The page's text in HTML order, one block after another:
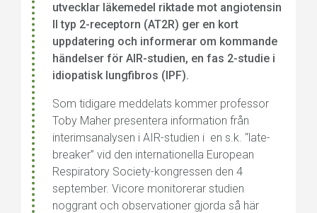
utvecklar läkemedel riktade mot angiotensin
II typ 2-receptorn (AT2R) ger en kort
uppdatering och informerar om kommande
händelser för AIR-studien, en fas 2-studie i
idiopatisk lungfibros (IPF).
Som tidigare meddelats kommer professor
Toby Maher presentera information från
interimsanalysen i AIR-studien i en s.k. “late-
breaker” vid den internationella European
Respiratory Society-kongressen den 4
september. Vicore monitorerar studien
noggrant och observationer gjorda så här